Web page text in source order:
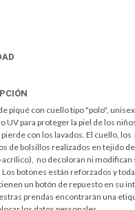
piqué con cuello tipo "polo",
UV para proteger la piel de los
pierde con los lavados. El cuello, los
de bolsillos realizados en tejido
acrílico), no decoloran ni modifican
botones están reforzados y
un botón de repuesto en su
prendas encontrarán una